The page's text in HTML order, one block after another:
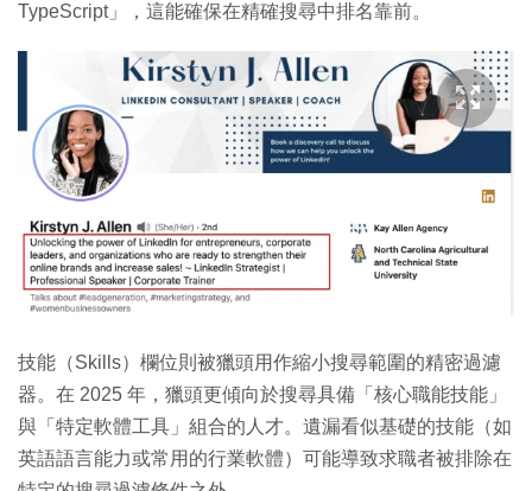
TypeScript」，這能確保在精確搜尋中排名靠前。
技能（Skills）欄位則被獵頭用作縮小搜尋範圍的精密過濾
器。在 2025 年，獵頭更傾向於搜尋具備「核心職能技能」
與「特定軟體工具」組合的人才。遺漏看似基礎的技能（如
英語語言能力或常用的行業軟體）可能導致求職者被排除在